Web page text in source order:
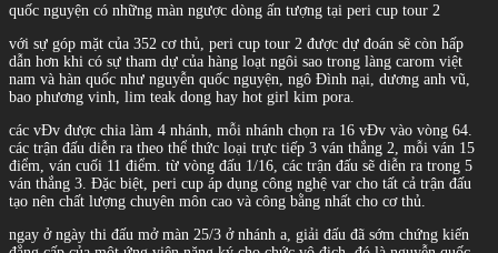
quốc nguyện có những màn ngược dòng ấn tượng tại peri cup tour 2
với sự góp mặt của 352 cơ thủ, peri cup tour 2 được dự đoán sẽ còn hấp
dẫn hơn khi có sự tham dự của hàng loạt ngôi sao trong làng carom việt
nam và hàn quốc như nguyễn quốc nguyện, ngô Đình nại, dương anh vũ,
bao phương vinh, lim teak dong hay hot girl kim pora.
các vĐv được chia làm 4 nhánh, mỗi nhánh chọn ra 16 vĐv vào vòng 64.
các trận đấu diễn ra theo thể thức loại trực tiếp 3 ván thắng 2, mỗi ván 15
điểm, ván cuối 11 điểm. từ vòng đấu 1/16, các trận đấu sẽ diễn ra trong 5
ván thắng 3. Đặc biệt, peri cup áp dụng công nghệ var cho tất cả trận đấu
tạo nên chất lượng chuyên môn cao và công bằng nhất cho cơ thủ.
ngay ở ngày thi đấu mở màn 25/3 ở nhánh a, giải đấu đã sớm chứng kiến